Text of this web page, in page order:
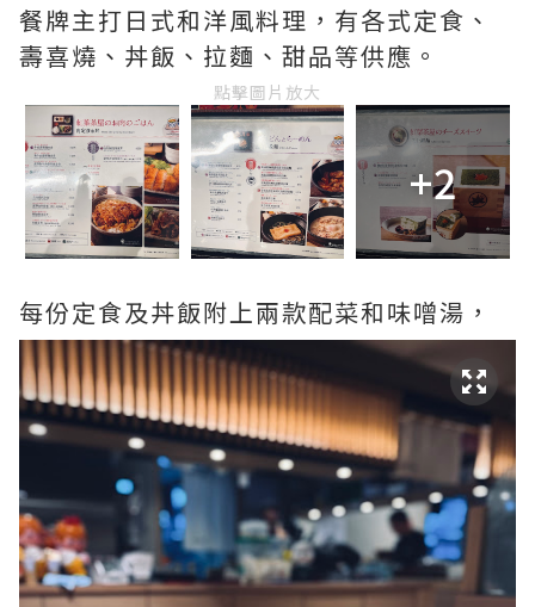
餐牌主打日式和洋風料理，有各式定食、
壽喜燒、丼飯、拉麵、甜品等供應。
點擊圖片放大
+2
每份定食及丼飯附上兩款配菜和味噌湯，